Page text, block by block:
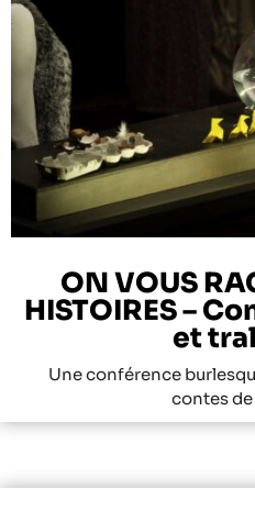
ON VOUS
HISTOIRES –
et
Une conférence
contes de